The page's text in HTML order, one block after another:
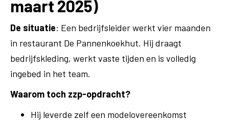
maart 2025)
De situatie: Een bedrijfsleider werkt vier maanden
in restaurant De Pannenkoekhut. Hij draagt
bedrijfskleding, werkt vaste tijden en is volledig
ingebed in het team.
Waarom toch zzp-opdracht?
Hij leverde zelf een modelovereenkomst